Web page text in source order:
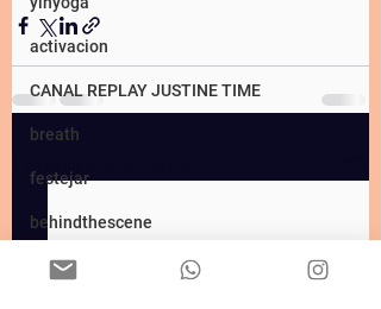
activacion
CANAL REPLAY JUSTINE TIME
breath
festejar
behindthescene
horarios